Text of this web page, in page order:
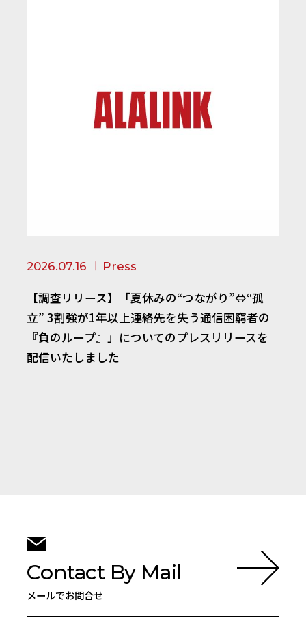
2026.07.16 Press
【調査リリース】「夏休みの“つながり”⇔“孤
立” 3割強が1年以上連絡先を失う通信困窮者の
『負のループ』」についてのプレスリリースを
配信いたしました
Contact By Mail
メールでお問合せ